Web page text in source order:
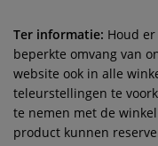
Ter informatie: Houd
beperkte omvang van
website ook in alle
teleurstellingen te
te nemen met de
product kunnen